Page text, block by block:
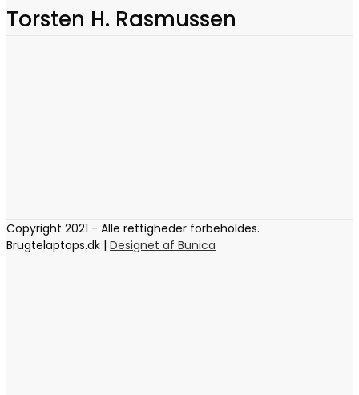
Torsten H. Rasmussen
Copyright 2021 - Alle rettigheder forbeholdes.
Brugtelaptops.dk | Designet af Bunica